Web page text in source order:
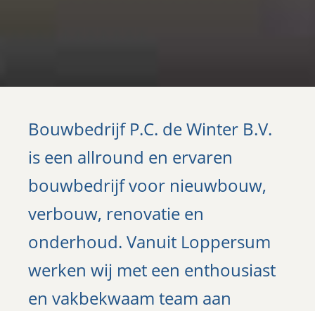
Bouwbedrijf P.C. de Winter B.V.
is een allround en ervaren
bouwbedrijf voor nieuwbouw,
verbouw, renovatie en
onderhoud. Vanuit Loppersum
werken wij met een enthousiast
en vakbekwaam team aan